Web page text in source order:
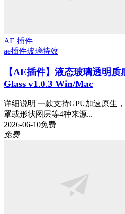
AE 插件
ae插件玻璃特效
【AE插件】液态玻璃透明
Glass v1.0.3 Win/Mac
详细说明 一款支持GPU加速原生
罩或形状图层等4种来源...
2026-06-10免费
免费